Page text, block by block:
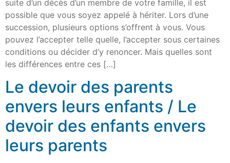
suite d’un décès d’un membre de votre famille, il est
possible que vous soyez appelé à hériter. Lors d’une
succession, plusieurs options s’offrent à vous. Vous
pouvez l’accepter telle quelle, l’accepter sous certaines
conditions ou décider d’y renoncer. Mais quelles sont
les différences entre ces […]
Le devoir des parents
envers leurs enfants / Le
devoir des enfants envers
leurs parents​